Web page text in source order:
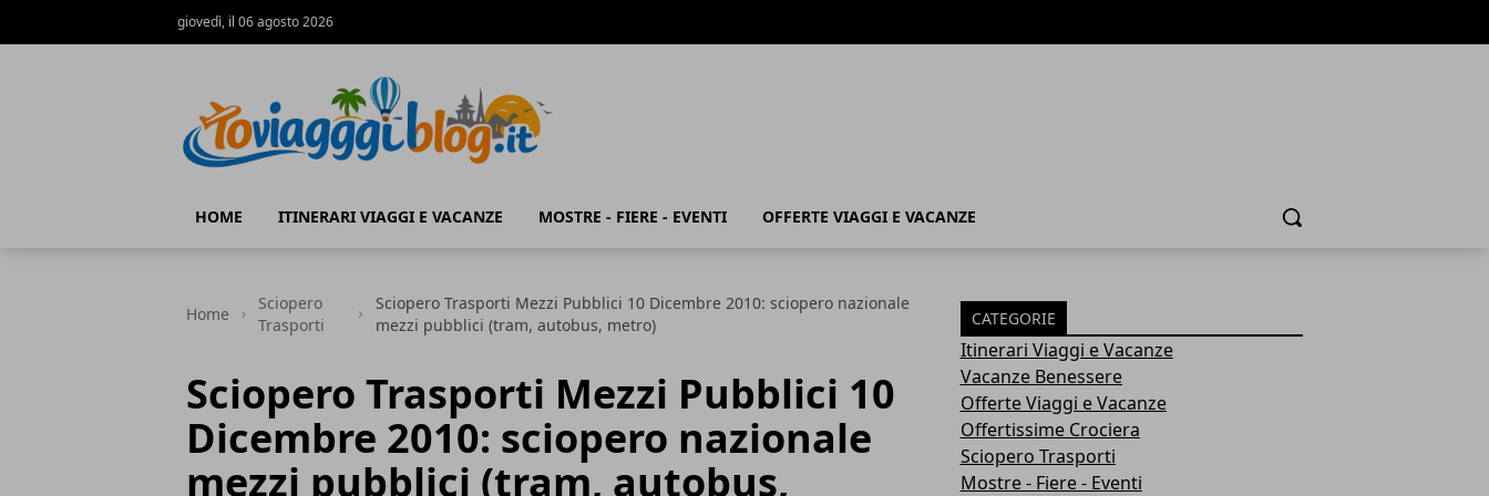
giovedì, il 06 agosto 2026
HOME ITINERARI VIAGGI E VACANZE MOSTRE - FIERE - EVENTI OFFERTE VIAGGI E VACANZE Cerca
Home
Sciopero
Trasporti
Sciopero Trasporti Mezzi Pubblici 10 Dicembre 2010: sciopero nazionale
mezzi pubblici (tram, autobus, metro)
Sciopero Trasporti Mezzi Pubblici 10
Dicembre 2010: sciopero nazionale
mezzi pubblici (tram, autobus,
CATEGORIE
Itinerari Viaggi e Vacanze
Vacanze Benessere
Offerte Viaggi e Vacanze
Offertissime Crociera
Sciopero Trasporti
Mostre - Fiere - Eventi